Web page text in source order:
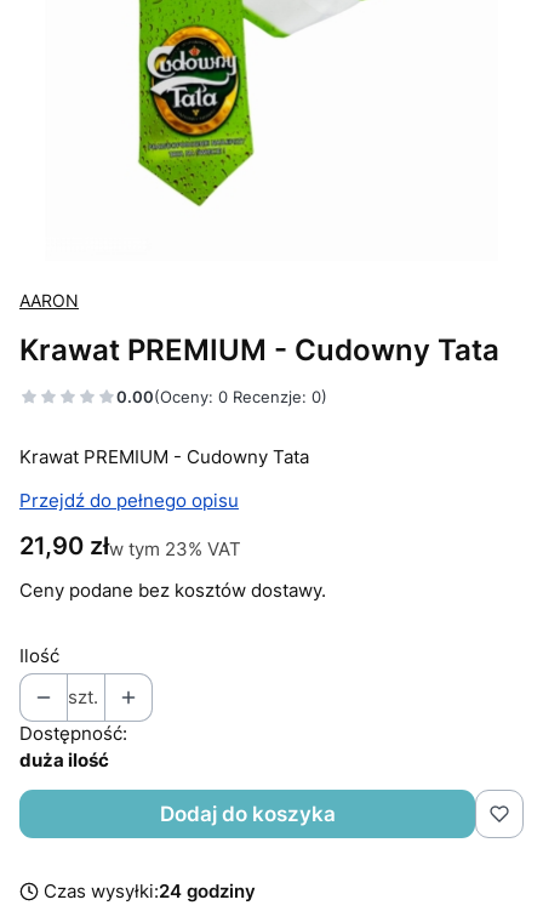
AARON
Krawat PREMIUM - Cudowny Tata
0.00(Oceny: 0 Recenzje: 0)
Krawat PREMIUM - Cudowny Tata
Przejdź do pełnego opisu
Cena
21,90 złw tym 23% VAT
w tym 23% VAT
Ceny podane bez kosztów dostawy.
Ilość
szt.
Dostępność:
duża ilość
Dodaj do koszyka
Czas wysyłki:24 godziny